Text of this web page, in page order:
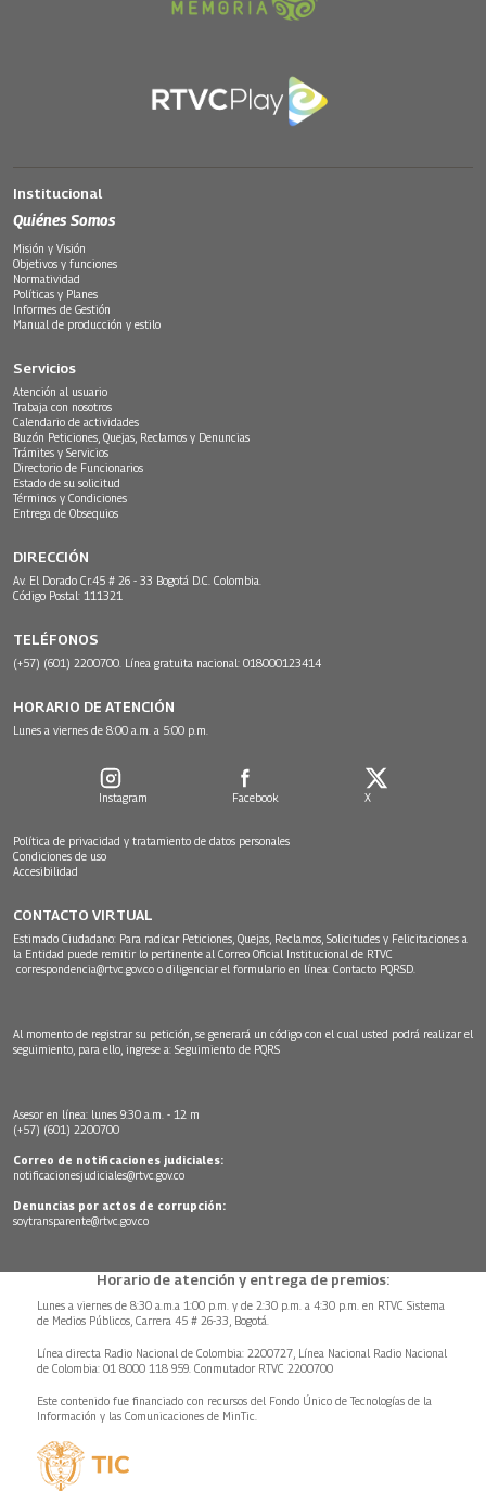
Institucional
Quiénes Somos
Misión y Visión
Objetivos y funciones
Normatividad
Políticas y Planes
Informes de Gestión
Manual de producción y estilo
Servicios
Atención al usuario
Trabaja con nosotros
Calendario de actividades
Buzón Peticiones, Quejas, Reclamos y Denuncias
Trámites y Servicios
Directorio de Funcionarios
Estado de su solicitud
Términos y Condiciones
Entrega de Obsequios
DIRECCIÓN
Av. El Dorado Cr.45 # 26 - 33 Bogotá D.C. Colombia.
Código Postal: 111321
TELÉFONOS
(+57) (601) 2200700. Línea gratuita nacional: 018000123414
HORARIO DE ATENCIÓN
Lunes a viernes de 8:00 a.m. a 5:00 p.m.
Instagram Facebook X
Política de privacidad y tratamiento de datos personales
Condiciones de uso
Accesibilidad
CONTACTO VIRTUAL
Estimado Ciudadano: Para radicar Peticiones, Quejas, Reclamos, Solicitudes y Felicitaciones a
la Entidad puede remitir lo pertinente al Correo Oficial Institucional de RTVC
correspondencia@rtvc.gov.co o diligenciar el formulario en línea: Contacto PQRSD.
Al momento de registrar su petición, se generará un código con el cual usted podrá realizar el
seguimiento, para ello, ingrese a: Seguimiento de PQRS
Asesor en línea: lunes 9:30 a.m. - 12 m
(+57) (601) 2200700
Correo de notificaciones judiciales:
notificacionesjudiciales@rtvc.gov.co
Denuncias por actos de corrupción:
soytransparente@rtvc.gov.co
Horario de atención y entrega de premios:
Lunes a viernes de 8:30 a.m.a 1:00 p.m. y de 2:30 p.m. a 4:30 p.m. en RTVC Sistema
de Medios Públicos, Carrera 45 # 26-33, Bogotá.
Línea directa Radio Nacional de Colombia: 2200727, Línea Nacional Radio Nacional
de Colombia: 01 8000 118 959. Conmutador RTVC 2200700
Este contenido fue financiado con recursos del Fondo Único de Tecnologías de la
Información y las Comunicaciones de MinTic.